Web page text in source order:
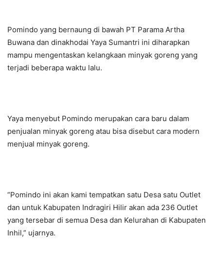
Pomindo yang bernaung di bawah PT Parama Artha
Buwana dan dinakhodai Yaya Sumantri ini diharapkan
mampu mengentaskan kelangkaan minyak goreng yang
terjadi beberapa waktu lalu.
Yaya menyebut Pomindo merupakan cara baru dalam
penjualan minyak goreng atau bisa disebut cara modern
menjual minyak goreng.
“Pomindo ini akan kami tempatkan satu Desa satu Outlet
dan untuk Kabupaten Indragiri Hilir akan ada 236 Outlet
yang tersebar di semua Desa dan Kelurahan di Kabupaten
Inhil,” ujarnya.